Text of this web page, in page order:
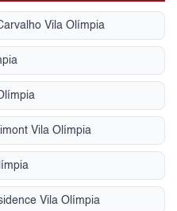
Vila Olímpia
Vila Olímpia
Vila Olímpia